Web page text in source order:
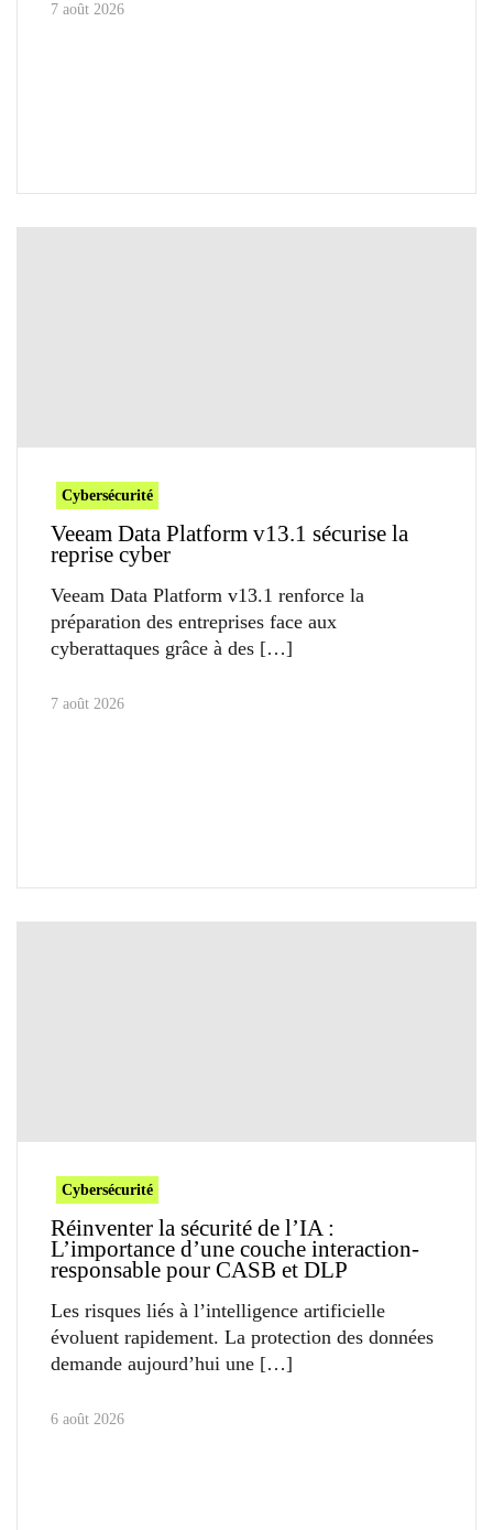
7 août 2026
Cybersécurité
Veeam Data Platform v13.1 sécurise la
reprise cyber
Veeam Data Platform v13.1 renforce la
préparation des entreprises face aux
cyberattaques grâce à des
7 août 2026
Cybersécurité
Réinventer la sécurité de l’IA :
L’importance d’une couche interaction-
responsable pour CASB et DLP
Les risques liés à l’intelligence artificielle
évoluent rapidement. La protection des données
demande aujourd’hui une
6 août 2026